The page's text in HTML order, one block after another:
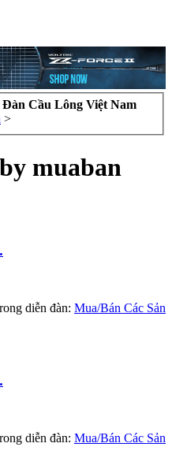
Cầu Lông Việt Nam
>
muaban
diễn đàn: Mua/Bán Các Sản
diễn đàn: Mua/Bán Các Sản